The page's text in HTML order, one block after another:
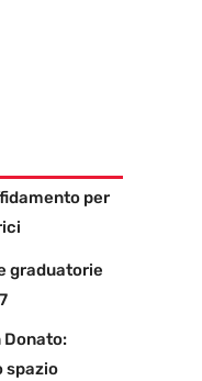
per
graduatorie
Donato:
spazio